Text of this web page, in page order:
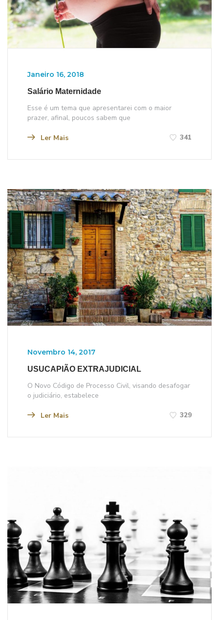
Janeiro 16, 2018
Salário Maternidade
Esse é um tema que apresentarei com o maior
prazer, afinal, poucos sabem que
Ler Mais 341
Novembro 14, 2017
USUCAPIÃO EXTRAJUDICIAL
O Novo Código de Processo Civil, visando desafogar
o judiciário, estabelece
Ler Mais 329